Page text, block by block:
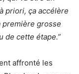
priori, ça accélère
première grosse
de cette étape.”
affronté les